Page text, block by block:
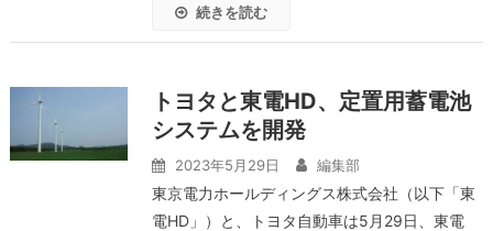
続きを読む
トヨタと東電HD、定置用蓄電池
システムを開発
2023年5月29日 編集部
東京電力ホールディングス株式会社（以下「東
電HD」）と、トヨタ自動車は5月29日、東電